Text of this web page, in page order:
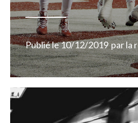
Publié le10/12/2019 parla